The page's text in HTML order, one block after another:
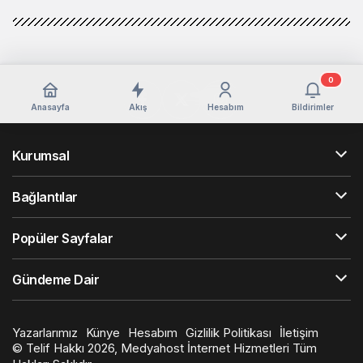
Anasayfa Akış Hesabım Bildirimler
0
Kurumsal
Bağlantılar
Popüler Sayfalar
Gündeme Dair
Yazarlarımız Künye Hesabım Gizlilik Politikası
İletişim
© Telif Hakkı 2026, Medyahost İnternet Hizmetleri Tüm